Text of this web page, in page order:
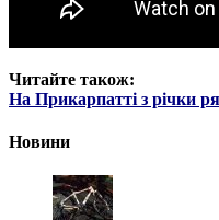
Читайте також:
На Прикарпатті з річки
Новини